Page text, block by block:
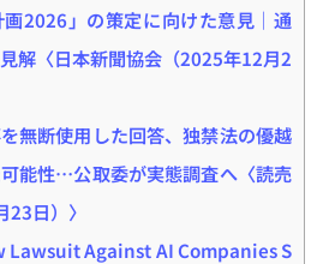
画2026」の策定に向けた意見｜通
解〈日本新聞協会（2025年12月2
を無断使用した回答、独禁法の優越
能性…公取委が実態調査へ〈読売
日）〉
Lawsuit Against AI Companies S